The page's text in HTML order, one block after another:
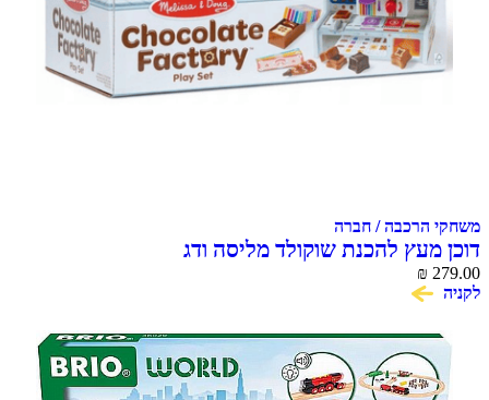
משחקי הרכבה / חברה
דוכן מעץ להכנת שוקולד מליסה ודג
₪ 279.00
לקניה